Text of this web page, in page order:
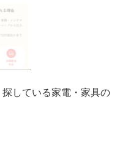
している家電・家具の